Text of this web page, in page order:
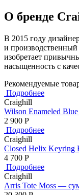
О бренде
В 2015 году
и
изобретает
насыщенность с
Рекомендуемые
Подробнее
Craighill
Wilson Enameled
2 900 Р
Подробнее
Craighill
Closed Helix Keyring
4 700 Р
Подробнее
Craighill
Arris Tote Moss —